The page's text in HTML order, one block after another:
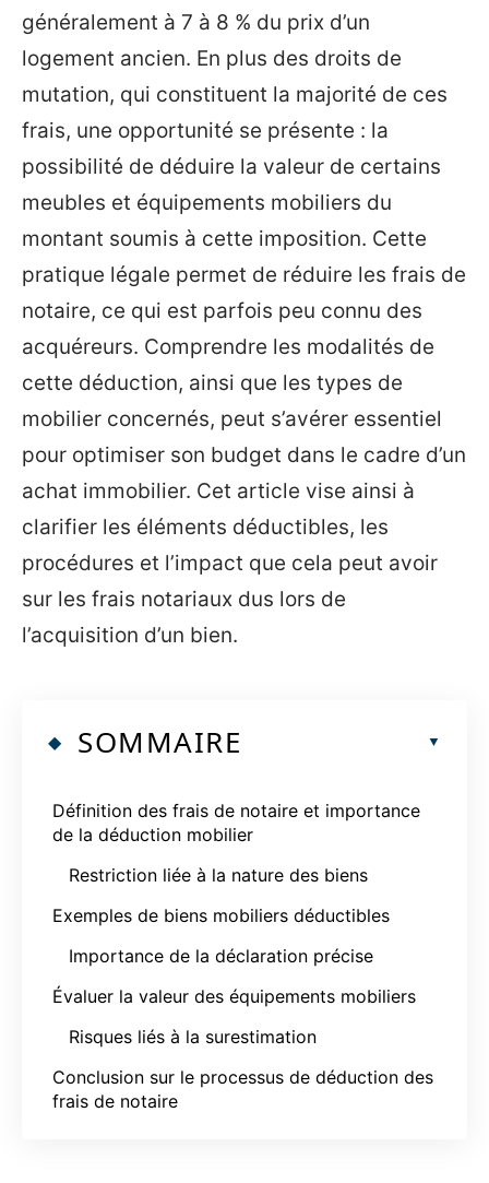
généralement à 7 à 8 % du prix d’un
logement ancien. En plus des droits de
mutation, qui constituent la majorité de ces
frais, une opportunité se présente : la
possibilité de déduire la valeur de certains
meubles et équipements mobiliers du
montant soumis à cette imposition. Cette
pratique légale permet de réduire les frais de
notaire, ce qui est parfois peu connu des
acquéreurs. Comprendre les modalités de
cette déduction, ainsi que les types de
mobilier concernés, peut s’avérer essentiel
pour optimiser son budget dans le cadre d’un
achat immobilier. Cet article vise ainsi à
clarifier les éléments déductibles, les
procédures et l’impact que cela peut avoir
sur les frais notariaux dus lors de
l’acquisition d’un bien.
SOMMAIRE
Définition des frais de notaire et importance
de la déduction mobilier
Restriction liée à la nature des biens
Exemples de biens mobiliers déductibles
Importance de la déclaration précise
Évaluer la valeur des équipements mobiliers
Risques liés à la surestimation
Conclusion sur le processus de déduction des
frais de notaire